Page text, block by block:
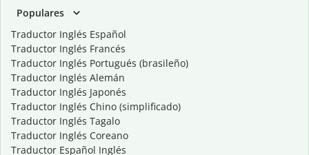
Populares
Traductor Inglés Español
Traductor Inglés Francés
Traductor Inglés Portugués (brasileño)
Traductor Inglés Alemán
Traductor Inglés Japonés
Traductor Inglés Chino (simplificado)
Traductor Inglés Tagalo
Traductor Inglés Coreano
Traductor Español Inglés